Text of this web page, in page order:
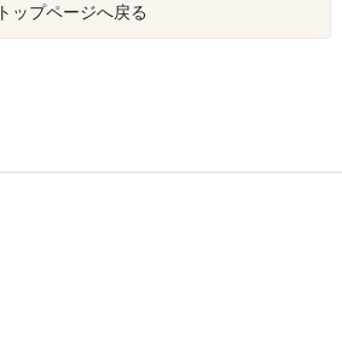
トップページへ戻る